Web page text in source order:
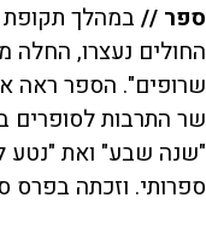
ספר // במהלך
החולים נעצרו, החלה
שר התרבות
"שנה שבע" ואת "נטע
ספרותי. וזכתה בפרס